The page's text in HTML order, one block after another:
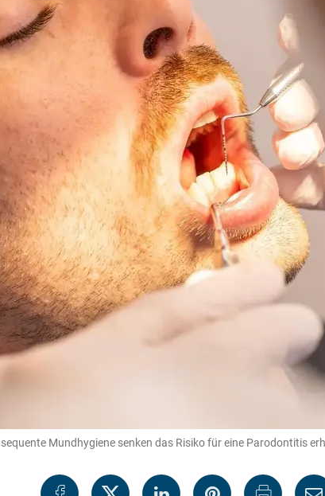
Mundhygiene senken das Risiko für eine Parodontitis